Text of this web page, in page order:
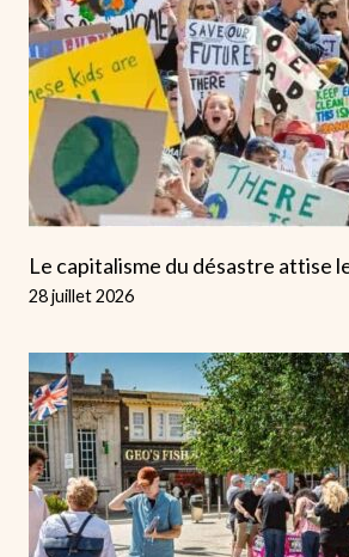
Le capitalisme du désastre attise
28 juillet 2026